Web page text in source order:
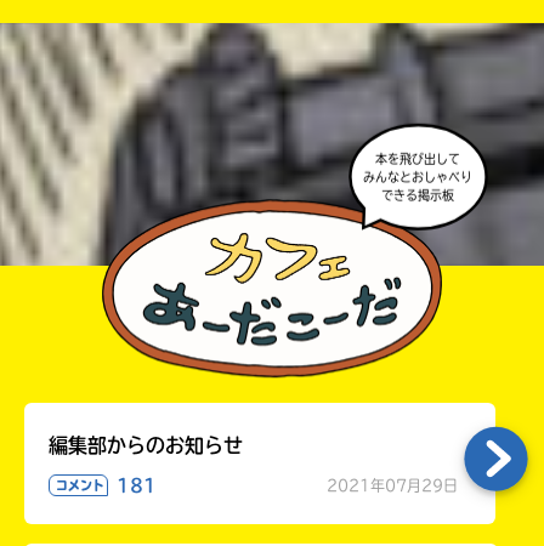
高校生以上
・ポプラ社の宣伝物で紹介させてもらうことがある
よ。
・かき終えたら、人を傷つけていたり、個人情報をか
きこんでいたり、字がまちがっていたりしないか、読
本を飛び出して
みんなとおしゃべり
できる掲示板
編集部からのお知らせ
コメント 181 2021年07月29日